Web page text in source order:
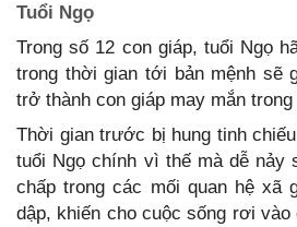
Tuổi Ngọ
Trong số 12 con giáp, tuổi Ngọ
trong thời gian tới bản mệnh sẽ
trở thành con giáp may mắn
Thời gian trước bị hung tinh
tuổi Ngọ chính vì thế mà dễ nảy
chấp trong các mối quan hệ xã
dập, khiến cho cuộc sống rơi vào